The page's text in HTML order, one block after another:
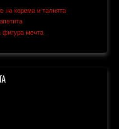
на корема и талията
фигура мечта